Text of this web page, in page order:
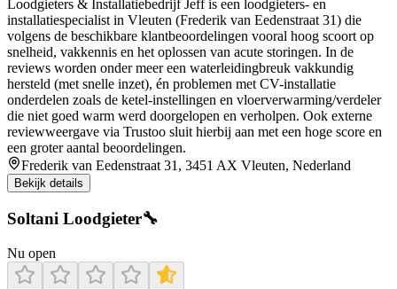
Loodgieters & Installatiebedrijf Jeff is een loodgieters- en
installatiespecialist in Vleuten (Frederik van Eedenstraat 31) die
volgens de beschikbare klantbeoordelingen vooral hoog scoort op
snelheid, vakkennis en het oplossen van acute storingen. In de
reviews worden onder meer een waterleidingbreuk vakkundig
hersteld (met snelle inzet), én problemen met CV-installatie
onderdelen zoals de ketel-instellingen en vloerverwarming/verdeler
die niet goed warm werd doorgelopen en verholpen. Ook externe
reviewweergave via Trustoo sluit hierbij aan met een hoge score en
een groter aantal beoordelingen.
Frederik van Eedenstraat 31, 3451 AX Vleuten, Nederland
Bekijk details
Soltani Loodgieter🔧
Nu open